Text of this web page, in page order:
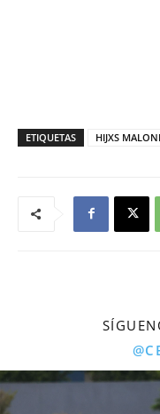
ETIQUETAS HIJXS